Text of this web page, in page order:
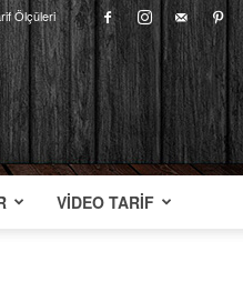
Ölçüleri
VIDEO TARIF